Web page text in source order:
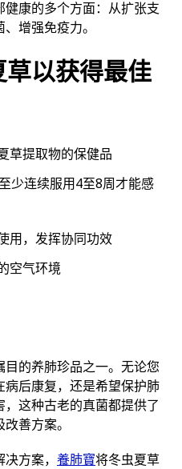
康的多个方面：从扩张支
增强免疫力。
以获得最佳
草提取物的保健品
连续服用4至8周才能感
用，发挥协同功效
空气环境
的养肺珍品之一。无论您
后康复，还是希望保护肺
这种古老的真菌都提供了
善方案。
方案， 養肺寶将冬虫夏草